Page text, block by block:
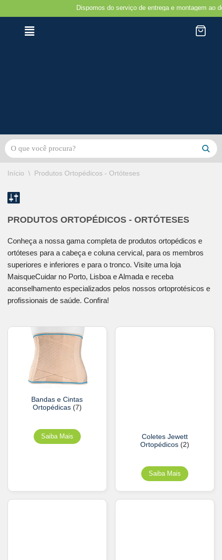
Avançar
Dispomos do serviço de entrega e montagem ao
Início \ Produtos Ortopédicos - Ortóteses
PRODUTOS ORTOPÉDICOS - ORTÓTESES
Conheça a nossa gama completa de produtos ortopédicos e
ortóteses para a cabeça e coluna cervical, para os membros
superiores e inferiores e para o tronco. Visite uma loja
MaisqueCuidar no Porto, Lisboa e Almada e receba
aconselhamento especializados pelos nossos ortoprotésicos e
profissionais de saúde. Confira!
Bandas e Cintas
Ortopédicas (7)
Coletes Jewett
Ortopédicos (2)